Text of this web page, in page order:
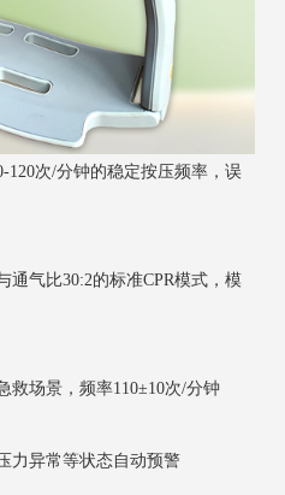
次/分钟的稳定按压频率，误
气比30:2的标准CPR模式，模
场景，频率110±10次/分钟
异常等状态自动预警